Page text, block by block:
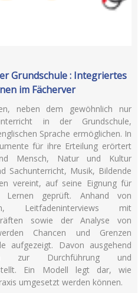
Grundschule : Integriertes
im Fächerver
neben dem gewöhnlich nur
in der Grundschule,
Sprache ermöglichen. In
für ihre Erteilung erörtert
Mensch, Natur und Kultur
Sachunterricht, Musik, Bildende
vereint, auf seine Eignung für
Lernen geprüft. Anhand von
Leitfadeninterviews mit
sowie der Analyse von
Chancen und Grenzen
aufgezeigt. Davon ausgehend
zur Durchführung und
Ein Modell legt dar, wie
umgesetzt werden können.